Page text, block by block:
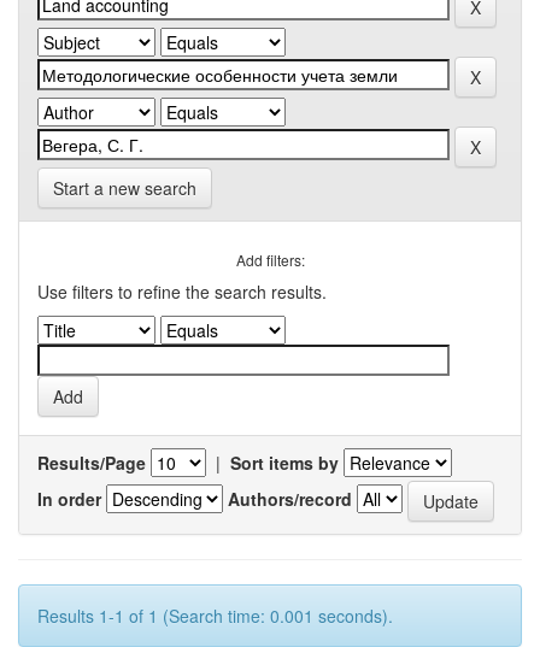
Start a new search
Add filters:
Use filters to refine the search results.
Results/Page | Sort items by
In order
Authors/record
Results 1-1 of 1 (Search time: 0.001 seconds).